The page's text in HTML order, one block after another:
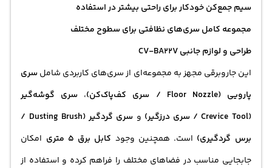
سیم جمع‌کن خودکار برای راحتی بیشتر در استفاده
مجموعه کامل سری‌های نظافتی برای سطوح مختلف
طراحی و لوازم جانبی CV-BA22V
این جاروبرقی مجهز به مجموعه‌ای از سری‌های کاربردی شامل سری
پارویی (Floor Nozzle / سری کف‌پاک‌کن)
، سری گوشه‌گیر
(Crevice Tool / سری درزگیر)
و
سری گردگیر (Dusting Brush /
برس گردگیری) است. همچنین وجود کابل برق 5 متری
امکان
جابجایی مناسب در فضاهای مختلف را فراهم کرده و استفاده از